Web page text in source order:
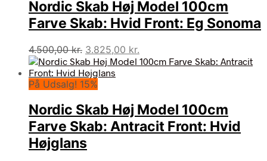
Nordic Skab Høj Model 100cm
Farve Skab: Hvid Front: Eg Sonoma
4.500,00kr. Den
oprindelige
pris
var:
3.825,00 kr.
aktuelle
På Udsalg! 15%
Nordic Skab Høj Model 100cm
Farve Skab: Antracit Front: Hvid
Højglans